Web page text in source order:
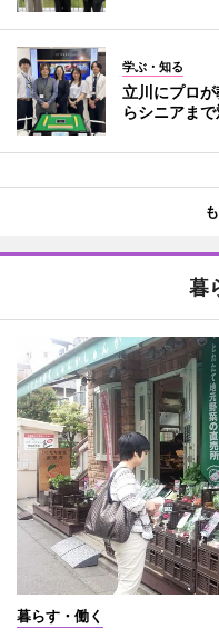
学ぶ・知る
立川にプロ
らシニアま
暮
暮らす・働く